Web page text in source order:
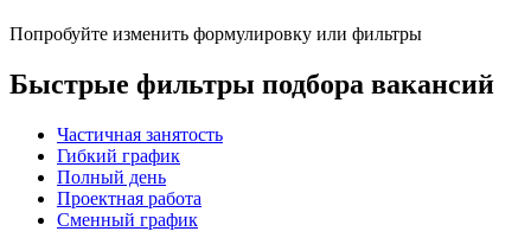
Попробуйте изменить формулировку или фильтры
Быстрые фильтры подбора вакансий
Частичная занятость
Гибкий график
Полный день
Проектная работа
Сменный график